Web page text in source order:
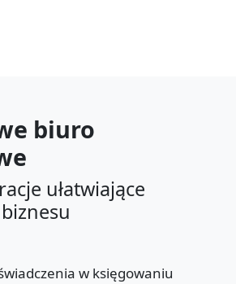
biuro
ułatwiające
w księgowaniu